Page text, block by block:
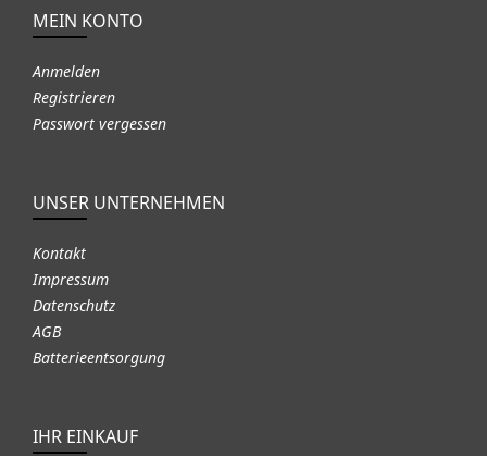
MEIN KONTO
Anmelden
Registrieren
Passwort vergessen
UNSER UNTERNEHMEN
Kontakt
Impressum
Datenschutz
AGB
Batterieentsorgung
IHR EINKAUF